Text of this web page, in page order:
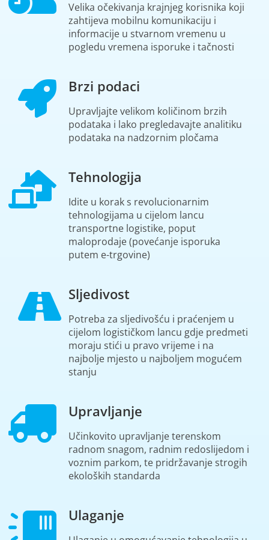
Velika očekivanja krajnjeg korisnika koji
zahtijeva mobilnu komunikaciju i
informacije u stvarnom vremenu u
pogledu vremena isporuke i tačnosti
Brzi podaci
Upravljajte velikom količinom brzih
podataka i lako pregledavajte analitiku
podataka na nadzornim pločama
Tehnologija
Idite u korak s revolucionarnim
tehnologijama u cijelom lancu
transportne logistike, poput
maloprodaje (povećanje isporuka
putem e-trgovine)
Sljedivost
Potreba za sljedivošću i praćenjem u
cijelom logističkom lancu gdje predmeti
moraju stići u pravo vrijeme i na
najbolje mjesto u najboljem mogućem
stanju
Upravljanje
Učinkovito upravljanje terenskom
radnom snagom, radnim redoslijedom i
voznim parkom, te pridržavanje strogih
ekoloških standarda
Ulaganje